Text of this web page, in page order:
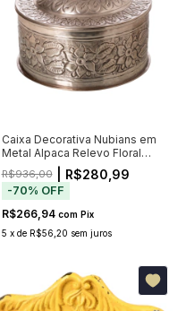
Caixa Decorativa Nubians em
Metal Alpaca Relevo Floral
R$936,00| R$280,99
-70% OFF
R$266,94 com Pix
5 x de R$56,20 sem juros